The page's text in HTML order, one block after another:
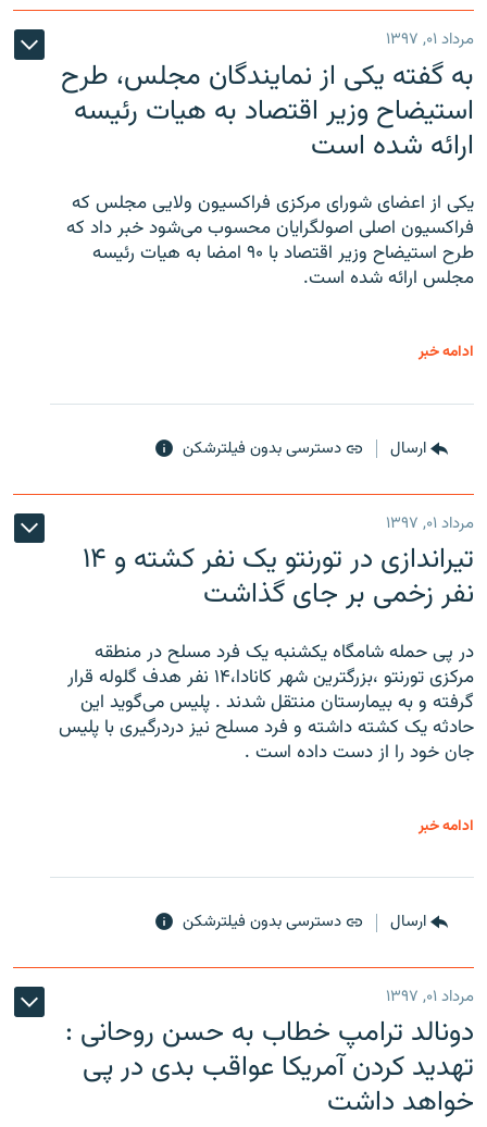
مرداد ۰۱, ۱۳۹۷
به گفته یکی از نمایندگان مجلس، طرح
استیضاح وزیر اقتصاد به هیات رئیسه
ارائه شده است
یکی از اعضای شورای مرکزی فراکسیون ولایی مجلس که
فراکسیون اصلی اصولگرایان محسوب می‌شود خبر داد که
طرح استیضاح وزیر اقتصاد با ۹۰ امضا به هیات رئیسه
مجلس ارائه شده است.
ادامه خبر
ارسال دسترسی بدون فیلترشکن
مرداد ۰۱, ۱۳۹۷
تیراندازی در تورنتو یک نفر کشته و ۱۴
نفر زخمی بر جای گذاشت
در پی حمله شامگاه یکشنبه یک فرد مسلح در منطقه
مرکزی تورنتو ،‌بزرگترین شهر کانادا،۱۴ نفر هدف گلوله قرار
گرفته و به بیمارستان منتقل شدند . پلیس می‌گوید این
حادثه یک کشته داشته و فرد مسلح نیز دردرگیری با پلیس
جان خود را از دست داده است .
ادامه خبر
ارسال دسترسی بدون فیلترشکن
مرداد ۰۱, ۱۳۹۷
دونالد ترامپ خطاب به حسن روحانی :
تهدید کردن آمریکا عواقب بدی در پی
خواهد داشت